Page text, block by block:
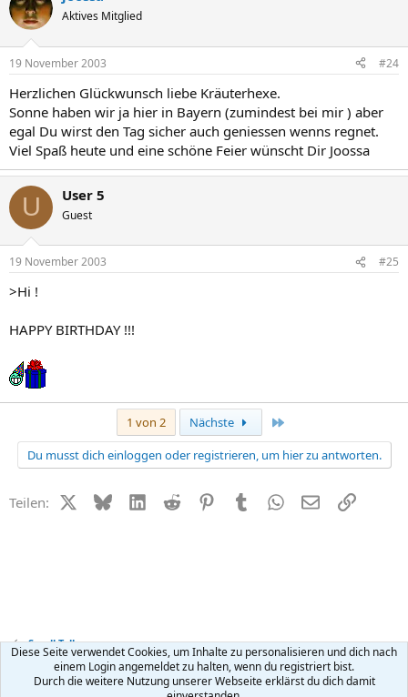
Aktives Mitglied
19 November 2003 #24
Herzlichen Glückwunsch liebe Kräuterhexe.
Sonne haben wir ja hier in Bayern (zumindest bei mir ) aber
egal Du wirst den Tag sicher auch geniessen wenns regnet.
Viel Spaß heute und eine schöne Feier wünscht Dir Joossa
U User 5
Guest
19 November 2003 #25
>Hi !
HAPPY BIRTHDAY !!!
1 von 2 Nächste
Du musst dich einloggen oder registrieren, um hier zu antworten.
Teilen: X (Twitter)
BlueskyLinkedIn
Reddit PinterestTumblr WhatsApp
E-MailLink
Small Talk
Kontakt Nutzungsbedingungen Datenschutz Hilfe
R
Diese Seite verwendet Cookies, um Inhalte zu personalisieren und dich nach
einem Login angemeldet zu halten, wenn du registriert bist.
Durch die weitere Nutzung unserer Webseite erklärst du dich damit